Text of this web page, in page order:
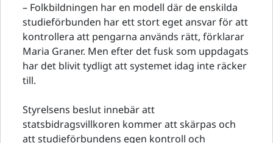
– Folkbildningen har en modell där de enskilda
studieförbunden har ett stort eget ansvar för att
kontrollera att pengarna används rätt, förklarar
Maria Graner. Men efter det fusk som uppdagats
har det blivit tydligt att systemet idag inte räcker
till.
Styrelsens beslut innebär att
statsbidragsvillkoren kommer att skärpas och
att studieförbundens egen kontroll och